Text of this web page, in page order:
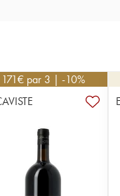
171€ par 3 | -10%